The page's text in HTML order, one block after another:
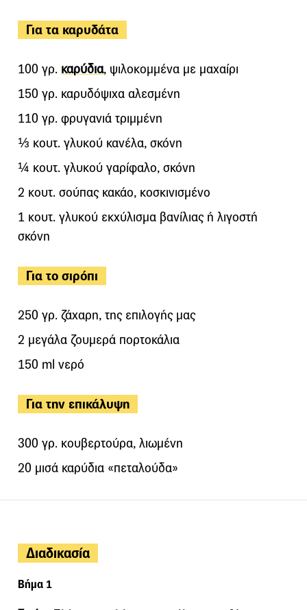
Για τα καρυδάτα
100 γρ. καρύδια, ψιλοκομμένα με μαχαίρι
150 γρ. καρυδόψιχα αλεσμένη
110 γρ. φρυγανιά τριμμένη
⅓ κουτ. γλυκού κανέλα, σκόνη
¼ κουτ. γλυκού γαρίφαλο, σκόνη
2 κουτ. σούπας κακάο, κοσκινισμένο
1 κουτ. γλυκού εκχύλισμα βανίλιας ή λιγοστή
σκόνη
Για το σιρόπι
250 γρ. ζάχαρη, της επιλογής μας
2 μεγάλα ζουμερά πορτοκάλια
150 ml νερό
Για την επικάλυψη
300 γρ. κουβερτούρα, λιωμένη
20 μισά καρύδια «πεταλούδα»
Διαδικασία
Βήμα 1